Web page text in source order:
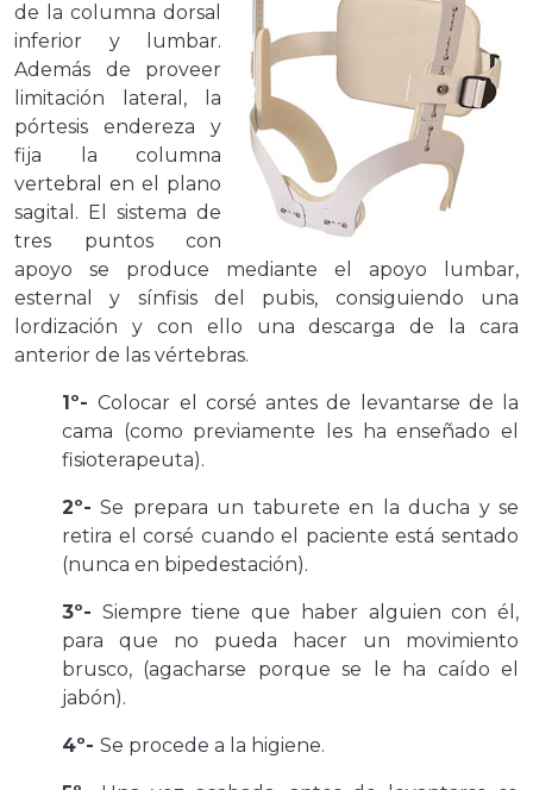
de la columna dorsal
inferior y lumbar.
Además de proveer
limitación lateral, la
pórtesis endereza y
fija la columna
vertebral en el plano
sagital. El sistema de
tres puntos con
apoyo se produce mediante el apoyo lumbar,
esternal y sínfisis del pubis, consiguiendo una
lordización y con ello una descarga de la cara
anterior de las vértebras.
1º-Colocar el corsé antes de levantarse de la
cama (como previamente les ha enseñado el
fisioterapeuta).
2º- Se prepara un taburete en la ducha y se
retira el corsé cuando el paciente está sentado
(nunca en bipedestación).
3º- Siempre tiene que haber alguien con él,
para que no pueda hacer un movimiento
brusco, (agacharse porque se le ha caído el
jabón).
4º- Se procede a la higiene.